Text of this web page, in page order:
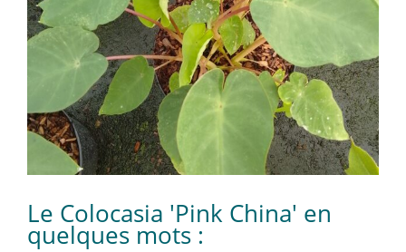
Le Colocasia 'Pink China' en
quelques mots :